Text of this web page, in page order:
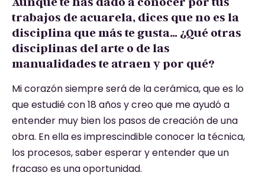
trabajos de acuarela, dices que no es la
disciplina que más te gusta… ¿Qué otras
disciplinas del arte o de las
manualidades te atraen y por qué?
Mi corazón siempre será de la cerámica, que es lo
que estudié con 18 años y creo que me ayudó a
entender muy bien los pasos de creación de una
obra. En ella es imprescindible conocer la técnica,
los procesos, saber esperar y entender que un
fracaso es una oportunidad.